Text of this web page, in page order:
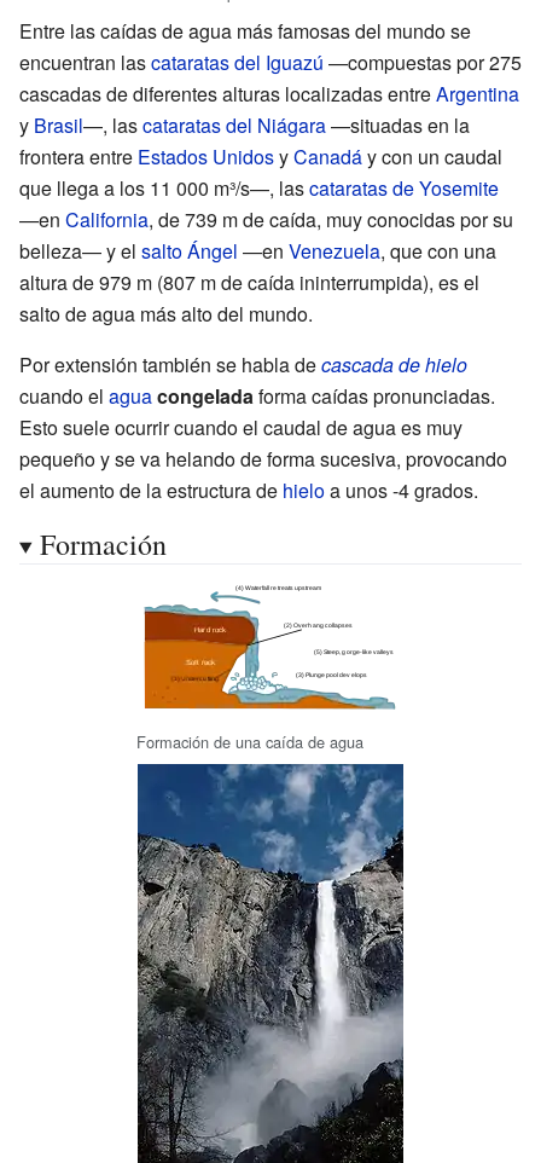
Entre las caídas de agua más famosas del mundo se
encuentran lascataratas del Iguazú —compuestas por 275
cascadas de diferentes alturas localizadas entreArgentina
y Brasil—, lascataratas del Niágara—situadas en la
frontera entre Estados UnidosyCanadáy con un caudal
que llega a los 11 000 m³/s—, lascataratas de Yosemite
—en California, de 739 m de caída, muy conocidas por su
belleza— y el salto Ángel —en Venezuela, que con una
altura de 979 m (807 m de caída ininterrumpida), es el
salto de agua más alto del mundo.
Por extensión también se habla decascada de hielo
cuando el aguacongelada forma caídas pronunciadas.
Esto suele ocurrir cuando el caudal de agua es muy
pequeño y se va helando de forma sucesiva, provocando
el aumento de la estructura de hieloa unos -4 grados.
Formación
Formación de una caída de agua